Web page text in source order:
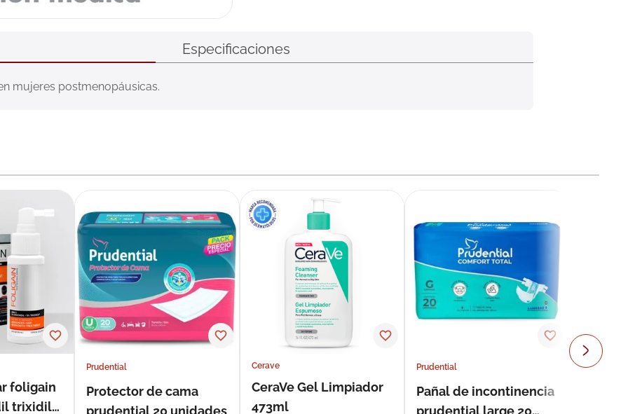
Especificaciones
mujeres postmenopáusicas.
foligain
trixidil
Prudential
Protector de cama
prudential 20 unidades
Cerave
CeraVe Gel Limpiador
473ml
Prudential
Pañal de incontinencia
prudential large 20